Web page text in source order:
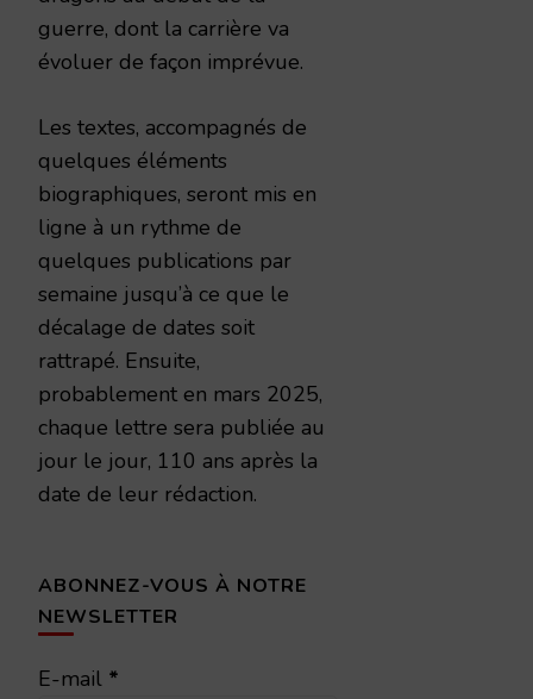
guerre, dont la carrière va
évoluer de façon imprévue.
Les textes, accompagnés de
quelques éléments
biographiques, seront mis en
ligne à un rythme de
quelques publications par
semaine jusqu’à ce que le
décalage de dates soit
rattrapé. Ensuite,
probablement en mars 2025,
chaque lettre sera publiée au
jour le jour, 110 ans après la
date de leur rédaction.
ABONNEZ-VOUS À NOTRE
NEWSLETTER
E-mail *